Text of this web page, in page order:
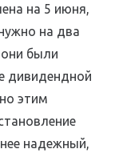
на 5 июня,
на два
были
дивидендной
этим
надежный,